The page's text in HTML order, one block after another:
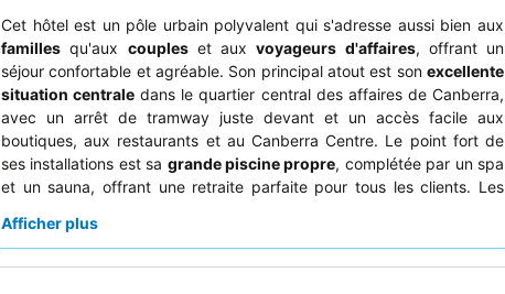
Cet hôtel est un pôle urbain polyvalent qui s'adresse aussi bien aux
familles qu'aux coupleset auxvoyageurs d'affaires, offrant un
séjour confortable et agréable. Son principal atout est son excellente
situation centrale dans le quartier central des affaires de Canberra,
avec un arrêt de tramway juste devant et un accès facile aux
boutiques, aux restaurants et au Canberra Centre. Le point fort de
ses installations est sa grande piscine propre, complétée par un spa
et un sauna, offrant une retraite parfaite pour tous les clients. Les
lebuffet de petit-déjeuner
Afficher plus